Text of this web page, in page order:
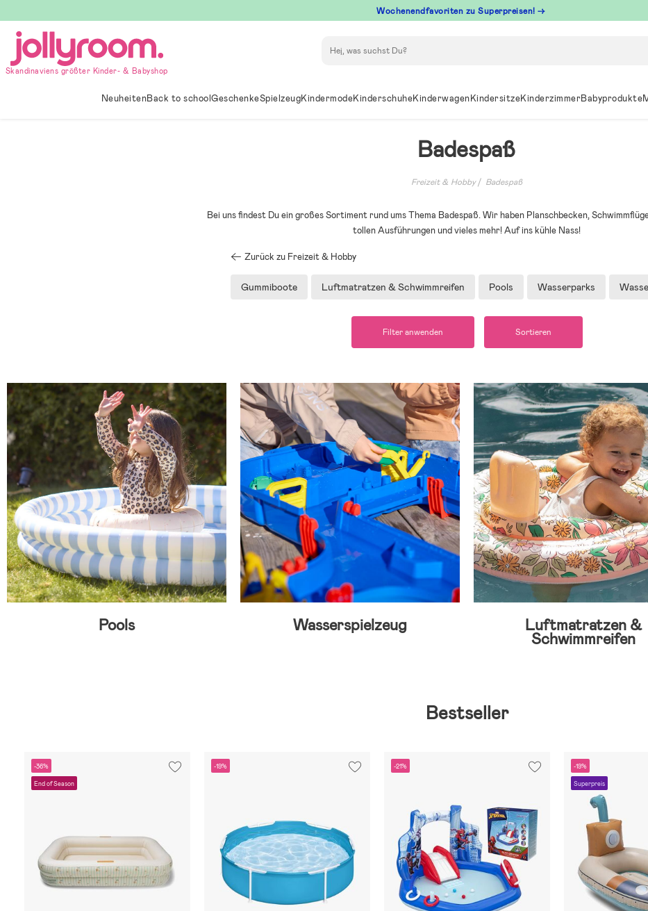
till
innehållet
Wochenendfavoriten zu Superpreisen! →
Skandinaviens größter Kinder- & Babyshop
NeuheitenBack to schoolGeschenkeSpielzeugKindermodeKinderschuheKinderwagenKindersitzeKinderzimmerBabyprodukte
Badespaß
Freizeit & Hobby Badespaß
Bei uns findest Du ein großes Sortiment rund ums Thema Badespaß. Wir haben Planschbecken,
tollen Ausführungen und vieles mehr! Auf ins kühle Nass!
Zurück zu Freizeit & Hobby
Gummiboote Luftmatratzen & Schwimmreifen Pools Wasserparks
Filter anwenden Sortieren
Pools Wasserspielzeug Luftmatratzen &
Schwimmreifen
Bestseller
-36%
End of Season
-19% -21% -19%
Superpreis